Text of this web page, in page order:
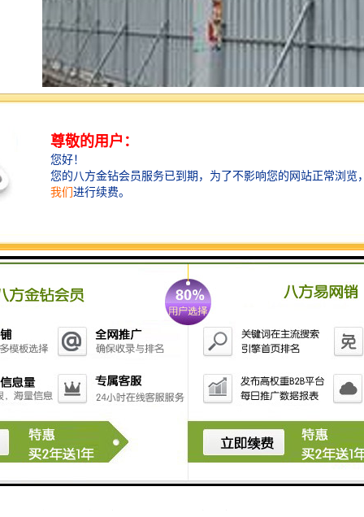
施工围挡根据施工地点，条件不同而不同。建筑工程必
须全封闭，市区主要道路或大的不得低于2.5米，其余不
得低于1.8米，一般半封闭多见于市政工程，所谓的半封
闭指两面或三面设立围挡，一面或两面开放，便于施工
机具材料的进出。具体要怎么设置根据招标文件、图
纸、现场环境，施工组织设计在保证安全的情况下来确